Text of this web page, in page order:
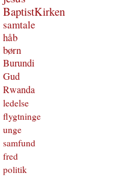
BaptistKirken
samtale
håb
børn
Burundi
Gud
Rwanda
ledelse
flygtninge
unge
samfund
fred
politik